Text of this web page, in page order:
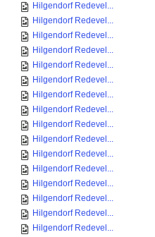
Hilgendorf Redevel...
Hilgendorf Redevel...
Hilgendorf Redevel...
Hilgendorf Redevel...
Hilgendorf Redevel...
Hilgendorf Redevel...
Hilgendorf Redevel...
Hilgendorf Redevel...
Hilgendorf Redevel...
Hilgendorf Redevel...
Hilgendorf Redevel...
Hilgendorf Redevel...
Hilgendorf Redevel...
Hilgendorf Redevel...
Hilgendorf Redevel...
Hilgendorf Redevel...